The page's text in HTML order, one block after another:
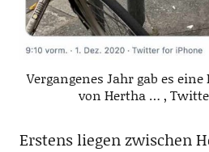
Vergangenes Jahr gab es
von Hertha … ,
Erstens liegen zwischen